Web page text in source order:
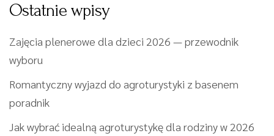
Ostatnie wpisy
Zajęcia plenerowe dla dzieci 2026 — przewodnik
wyboru
Romantyczny wyjazd do agroturystyki z basenem
poradnik
Jak wybrać idealną agroturystykę dla rodziny w 2026